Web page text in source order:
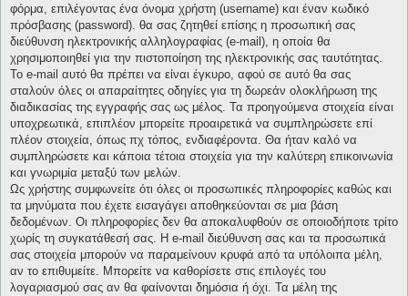
φόρμα, επιλέγοντας ένα όνομα χρήστη (username) και έναν κωδικό
πρόσβασης (password). θα σας ζητηθεί επίσης η προσωπική σας
διεύθυνση ηλεκτρονικής αλληλογραφίας (e-mail), η οποία θα
χρησιμοποιηθεί για την πιστοποίηση της ηλεκτρονικής σας ταυτότητας.
Το e-mail αυτό θα πρέπει να είναι έγκυρο, αφού σε αυτό θα σας
σταλούν όλες οι απαραίτητες οδηγίες για τη δωρεάν ολοκλήρωση της
διαδικασίας της εγγραφής σας ως μέλος. Τα προηγούμενα στοιχεία είναι
υποχρεωτικά, επιπλέον μπορείτε προαιρετικά να συμπληρώσετε επί
πλέον στοιχεία, όπως πχ τόπος, ενδιαφέροντα. Θα ήταν καλό να
συμπληρώσετε και κάποια τέτοια στοιχεία για την καλύτερη επικοινωνία
και γνωριμία μεταξύ των μελών.
Ως χρήστης συμφωνείτε ότι όλες οι προσωπικές πληροφορίες καθώς και
τα μηνύματα που έχετε εισαγάγει αποθηκεύονται σε μια βάση
δεδομένων. Οι πληροφορίες δεν θα αποκαλυφθούν σε οποιοδήποτε τρίτο
χωρίς τη συγκατάθεσή σας. Η e-mail διεύθυνση σας και τα προσωπικά
σας στοιχεία μπορούν να παραμείνουν κρυφά από τα υπόλοιπα μέλη,
αν το επιθυμείτε. Μπορείτε να καθορίσετε στις επιλογές του
λογαριασμού σας αν θα φαίνονται δημόσια ή όχι. Τα μέλη της